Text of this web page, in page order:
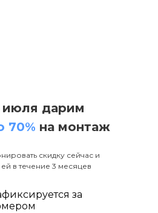
июля дарим
70% на монтаж
скидку сейчас и
в течение 3 месяцев
за